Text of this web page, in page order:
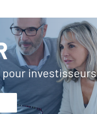
pour investisseurs